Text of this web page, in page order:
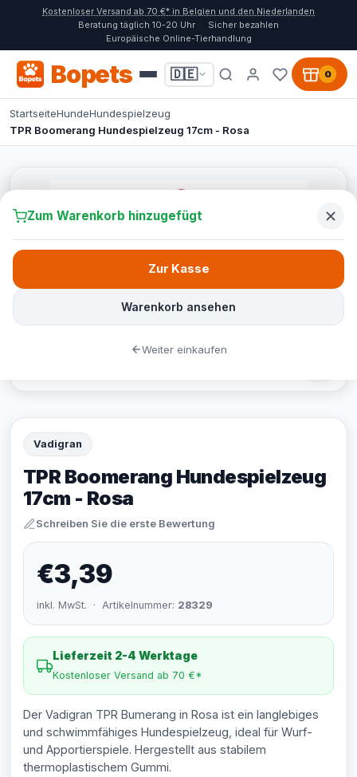
Kostenloser Versand ab 70 €* in Belgien und den Niederlanden
Beratung täglich 10-20 Uhr
Sicher bezahlen
Europäische Online-Tierhandlung
Bopets 🇩🇪 0
StartseiteHundeHundespielzeug
TPR Boomerang Hundespielzeug 17cm - Rosa
Vadigran
TPR Boomerang Hundespielzeug
17cm - Rosa
Schreiben Sie die erste Bewertung
€3,39
inkl. MwSt. · Artikelnummer: 28329
Lieferzeit 2-4 Werktage
Kostenloser Versand ab 70 €*
Der Vadigran TPR Bumerang in Rosa ist ein langlebiges
und schwimmfähiges Hundespielzeug, ideal für Wurf-
und Apportierspiele. Hergestellt aus stabilem
thermoplastischem Gummi.
Zum Warenkorb hinzugefügt
Warenkorb ansehen
Zur Kasse
Weiter einkaufen